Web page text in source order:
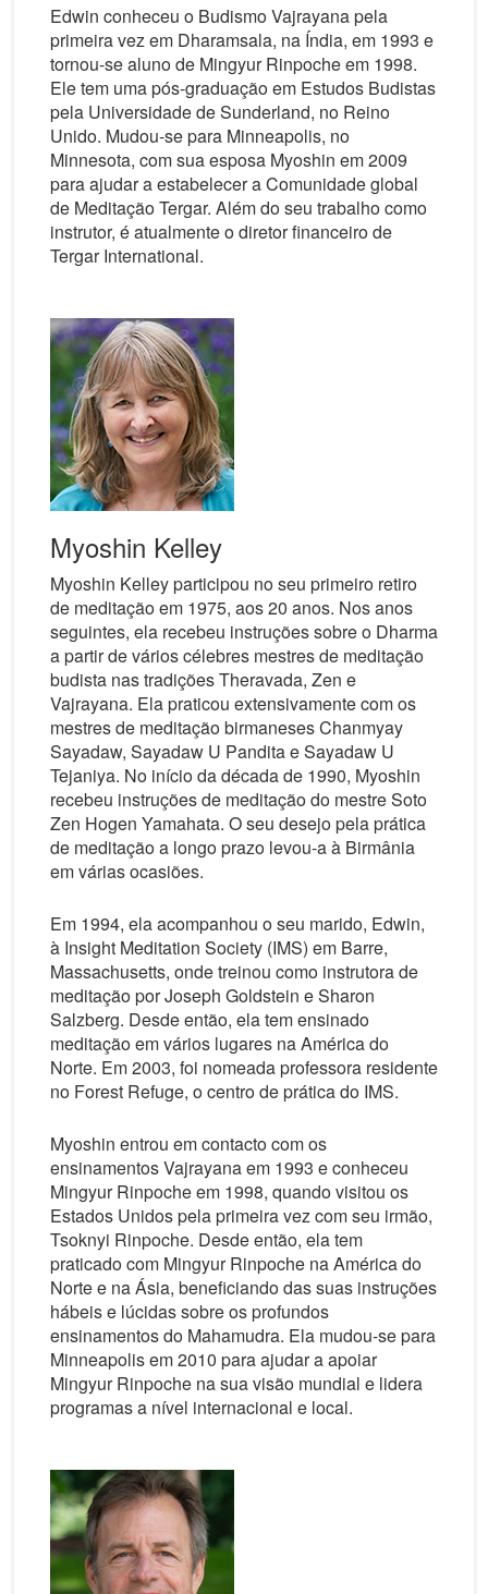
Edwin conheceu o Budismo Vajrayana pela
primeira vez em Dharamsala, na Índia, em 1993 e
tornou-se aluno de Mingyur Rinpoche em 1998.
Ele tem uma pós-graduação em Estudos Budistas
pela Universidade de Sunderland, no Reino
Unido. Mudou-se para Minneapolis, no
Minnesota, com sua esposa Myoshin em 2009
para ajudar a estabelecer a Comunidade global
de Meditação Tergar. Além do seu trabalho como
instrutor, é atualmente o diretor financeiro de
Tergar International.
Myoshin Kelley
Myoshin Kelley participou no seu primeiro retiro
de meditação em 1975, aos 20 anos. Nos anos
seguintes, ela recebeu instruções sobre o Dharma
a partir de vários célebres mestres de meditação
budista nas tradições Theravada, Zen e
Vajrayana. Ela praticou extensivamente com os
mestres de meditação birmaneses Chanmyay
Sayadaw, Sayadaw U Pandita e Sayadaw U
Tejaniya. No início da década de 1990, Myoshin
recebeu instruções de meditação do mestre Soto
Zen Hogen Yamahata. O seu desejo pela prática
de meditação a longo prazo levou-a à Birmânia
em várias ocasiões.
Em 1994, ela acompanhou o seu marido, Edwin,
à Insight Meditation Society (IMS) em Barre,
Massachusetts, onde treinou como instrutora de
meditação por Joseph Goldstein e Sharon
Salzberg. Desde então, ela tem ensinado
meditação em vários lugares na América do
Norte. Em 2003, foi nomeada professora residente
no Forest Refuge, o centro de prática do IMS.
Myoshin entrou em contacto com os
ensinamentos Vajrayana em 1993 e conheceu
Mingyur Rinpoche em 1998, quando visitou os
Estados Unidos pela primeira vez com seu irmão,
Tsoknyi Rinpoche. Desde então, ela tem
praticado com Mingyur Rinpoche na América do
Norte e na Ásia, beneficiando das suas instruções
hábeis e lúcidas sobre os profundos
ensinamentos do Mahamudra. Ela mudou-se para
Minneapolis em 2010 para ajudar a apoiar
Mingyur Rinpoche na sua visão mundial e lidera
programas a nível internacional e local.